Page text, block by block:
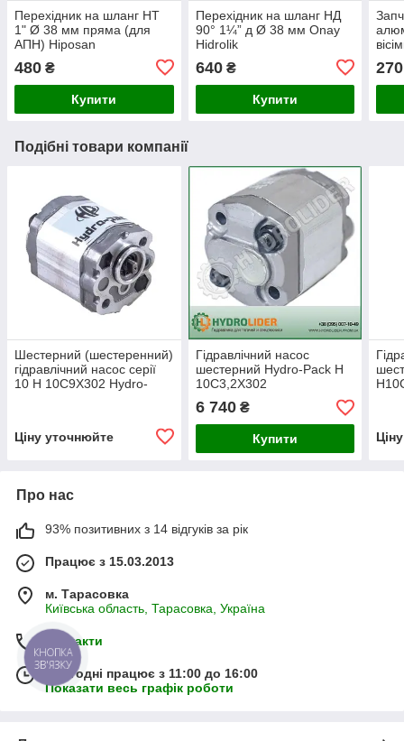
Перехідник на шланг НТ
1" Ø 38 мм пряма (для
АПН) Hiposan
480 ₴
Купити
Перехідник на шланг НД
90° 1¼” д Ø 38 мм Onay
Hidrolik
640₴
Купити
270
Подібні товари компанії
Шестерний (шестеренний)
гідравлічний насос серії
10 H 10C9X302 Hydro-
Ціну уточнюйте
Гідравлічний насос
шестерний Hydro-Pack H
10C3,2X302
6 740₴
Купити
Про нас
93% позитивних з 14 відгуків за рік
Працює з 15.03.2013
м. Тарасовка
Київська область, Тарасовка, Україна
Контакти
Сьогодні працює з 11:00 до 16:00
Показати весь графік роботи
КНОПКА
ЗВ'ЯЗКУ